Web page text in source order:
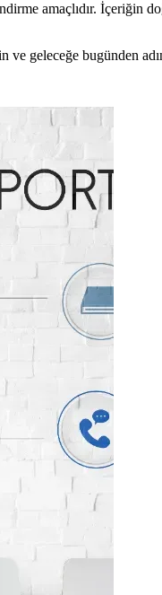
amaçlıdır.
ve geleceğe bugünden